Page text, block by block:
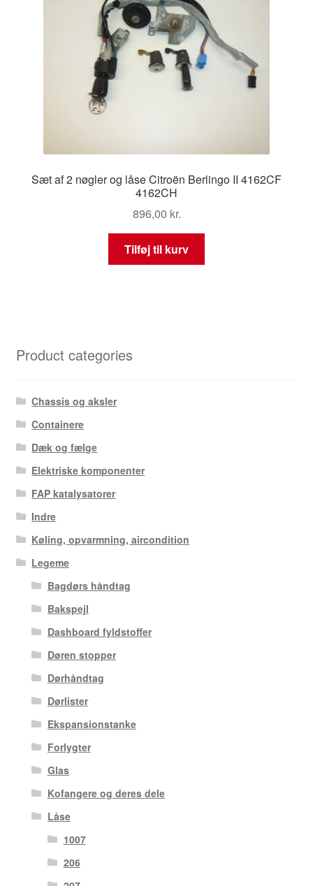
Sæt af 2 nøgler og låse Citroën Berlingo II 4162CF
4162CH
896,00 kr.
Tilføj til kurv
Product categories
Chassis og aksler
Containere
Dæk og fælge
Elektriske komponenter
FAP katalysatorer
Indre
Køling, opvarmning, aircondition
Legeme
Bagdørs håndtag
Bakspejl
Dashboard fyldstoffer
Døren stopper
Dørhåndtag
Dørlister
Ekspansionstanke
Forlygter
Glas
Kofangere og deres dele
Låse
1007
206